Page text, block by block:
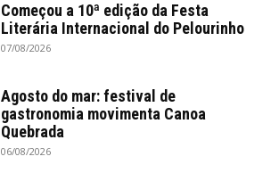
Começou a 10ª edição da Festa
Literária Internacional do Pelourinho
07/08/2026
Agosto do mar: festival de
gastronomia movimenta Canoa
Quebrada
06/08/2026